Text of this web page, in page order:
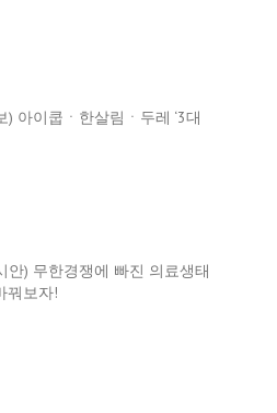
) 아이쿱ㆍ한살림ㆍ두레 ‘3대
안) 무한경쟁에 빠진 의료생태
꿔보자!